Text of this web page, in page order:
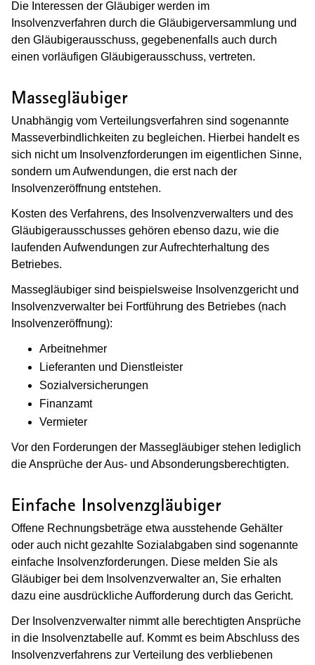
Die Interessen der Gläubiger werden im
Insolvenzverfahren durch die Gläubigerversammlung und
den Gläubigerausschuss, gegebenenfalls auch durch
einen vorläufigen Gläubigerausschuss, vertreten.
Massegläubiger
Unabhängig vom Verteilungsverfahren sind sogenannte
Masseverbindlichkeiten zu begleichen. Hierbei handelt es
sich nicht um Insolvenzforderungen im eigentlichen Sinne,
sondern um Aufwendungen, die erst nach der
Insolvenzeröffnung entstehen.
Kosten des Verfahrens, des Insolvenzverwalters und des
Gläubigerausschusses gehören ebenso dazu, wie die
laufenden Aufwendungen zur Aufrechterhaltung des
Betriebes.
Massegläubiger sind beispielsweise Insolvenzgericht und
Insolvenzverwalter bei Fortführung des Betriebes (nach
Insolvenzeröffnung):
Arbeitnehmer
Lieferanten und Dienstleister
Sozialversicherungen
Finanzamt
Vermieter
Vor den Forderungen der Massegläubiger stehen lediglich
die Ansprüche der Aus- und Absonderungsberechtigten.
Einfache Insolvenzgläubiger
Offene Rechnungsbeträge etwa ausstehende Gehälter
oder auch nicht gezahlte Sozialabgaben sind sogenannte
einfache Insolvenzforderungen. Diese melden Sie als
Gläubiger bei dem Insolvenzverwalter an, Sie erhalten
dazu eine ausdrückliche Aufforderung durch das Gericht.
Der Insolvenzverwalter nimmt alle berechtigten Ansprüche
in die Insolvenztabelle auf. Kommt es beim Abschluss des
Insolvenzverfahrens zur Verteilung des verbliebenen